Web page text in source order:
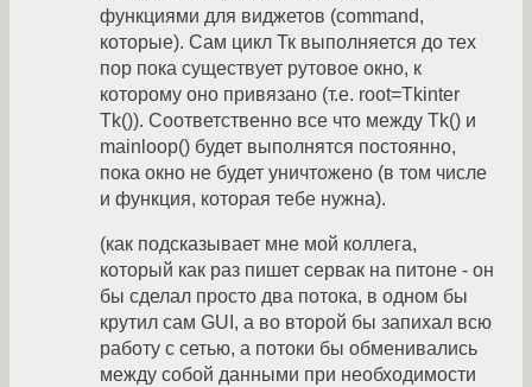
функциями для виджетов (command,
которые). Сам цикл Тк выполняется до тех
пор пока существует рутовое окно, к
которому оно привязано (т.е. root=Tkinter
Tk()). Соответственно все что между Tk() и
mainloop() будет выполнятся постоянно,
пока окно не будет уничтожено (в том числе
и функция, которая тебе нужна).
(как подсказывает мне мой коллега,
который как раз пишет сервак на питоне - он
бы сделал просто два потока, в одном бы
крутил сам GUI, а во второй бы запихал всю
работу с сетью, а потоки бы обменивались
между собой данными при необходимости